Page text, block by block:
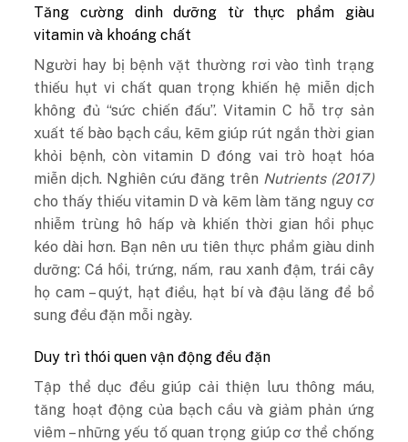
Tăng cường dinh dưỡng từ thực phẩm giàu
vitamin và khoáng chất
Người hay bị bệnh vặt thường rơi vào tình trạng
thiếu hụt vi chất quan trọng khiến hệ miễn dịch
không đủ “sức chiến đấu”. Vitamin C hỗ trợ sản
xuất tế bào bạch cầu, kẽm giúp rút ngắn thời gian
khỏi bệnh, còn vitamin D đóng vai trò hoạt hóa
miễn dịch. Nghiên cứu đăng trên Nutrients (2017)
cho thấy thiếu vitamin D và kẽm làm tăng nguy cơ
nhiễm trùng hô hấp và khiến thời gian hồi phục
kéo dài hơn. Bạn nên ưu tiên thực phẩm giàu dinh
dưỡng: Cá hồi, trứng, nấm, rau xanh đậm, trái cây
họ cam – quýt, hạt điều, hạt bí và đậu lăng để bổ
sung đều đặn mỗi ngày.
Duy trì thói quen vận động đều đặn
Tập thể dục đều giúp cải thiện lưu thông máu,
tăng hoạt động của bạch cầu và giảm phản ứng
viêm – những yếu tố quan trọng giúp cơ thể chống